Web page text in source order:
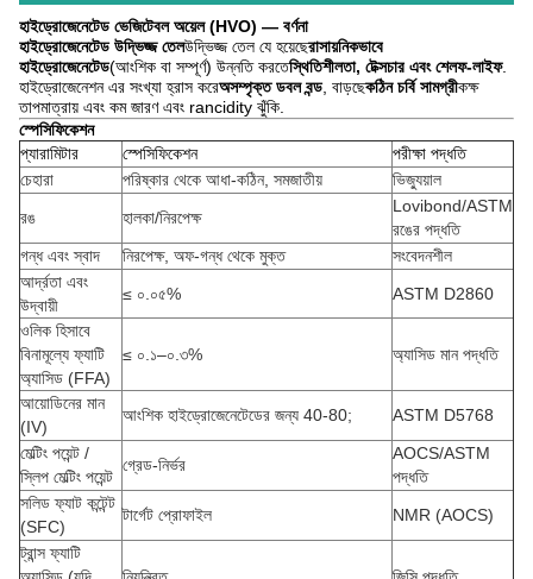
হাইড্রোজেনেটেড ভেজিটেবল অয়েল (HVO) — বর্ণনা
হাইড্রোজেনেটেড উদ্ভিজ্জ তেলউদ্ভিজ্জ তেল যে হয়েছেরাসায়নিকভাবে
হাইড্রোজেনেটেড(আংশিক বা সম্পূর্ণ) উন্নতি করতেস্থিতিশীলতা, টেক্সচার এবং শেলফ-লাইফ.
হাইড্রোজেনেশন এর সংখ্যা হ্রাস করেঅসম্পৃক্ত ডবল বন্ড, বাড়ছেকঠিন চর্বি সামগ্রীকক্ষ
তাপমাত্রায় এবং কম জারণ এবং rancidity ঝুঁকি.
স্পেসিফিকেশন
প্যারামিটার
স্পেসিফিকেশন
পরীক্ষা পদ্ধতি
চেহারা
পরিষ্কার থেকে আধা-কঠিন, সমজাতীয়
ভিজ্যুয়াল
রঙ
হালকা/নিরপেক্ষ
Lovibond/ASTM
রঙের পদ্ধতি
গন্ধ এবং স্বাদ
নিরপেক্ষ, অফ-গন্ধ থেকে মুক্ত
সংবেদনশীল
আর্দ্রতা এবং
উদ্বায়ী
≤ ০.০৫%
ASTM D2860
ওলিক হিসাবে
বিনামূল্যে ফ্যাটি
অ্যাসিড (FFA)
≤ ০.১–০.৩% অ্যাসিড মান পদ্ধতি
আয়োডিনের মান
(IV)
আংশিক হাইড্রোজেনেটেডের জন্য 40-80;
ASTM D5768
মেল্টিং পয়েন্ট /
স্লিপ মেল্টিং পয়েন্ট
গ্রেড-নির্ভর
AOCS/ASTM
পদ্ধতি
সলিড ফ্যাট কন্টেন্ট
(SFC)
টার্গেট প্রোফাইল
NMR (AOCS)
ট্রান্স ফ্যাটি